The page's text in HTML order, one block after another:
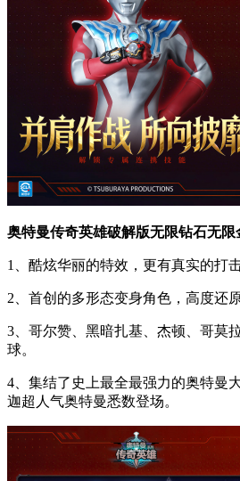
奥特曼传奇英雄破解版无限钻石无限
1、酷炫华丽的特效，更有真实的打
2、首创的多形态变身角色，高度还
3、哥尔赞、黑暗扎基、杰顿、哥莫
球。
4、集结了史上最全最强力的奥特曼
迦超人气奥特曼悉数登场。